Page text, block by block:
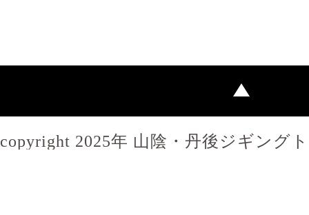
copyright 2025年 山陰・丹後ジギング